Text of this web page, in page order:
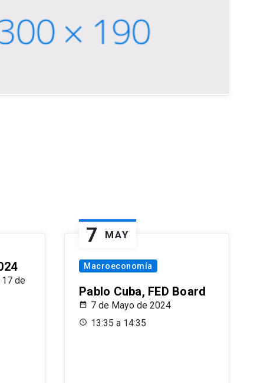
de
7 MAY
Macroeconomía
Pablo Cuba, FED Board
7 de Mayo de 2024
13:35 a 14:35